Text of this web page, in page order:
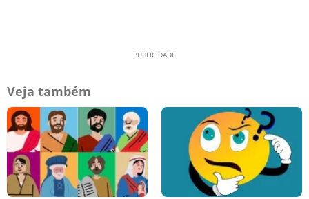
Veja também